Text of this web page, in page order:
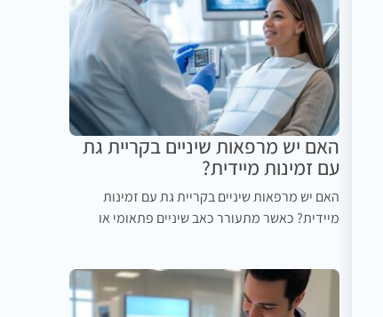
האם יש מרפאות שיניים בקריית גת
עם זמינות מיידית?
האם יש מרפאות שיניים בקריית גת עם זמינות
מיידית? כאשר מתעורר כאב שיניים פתאומי או